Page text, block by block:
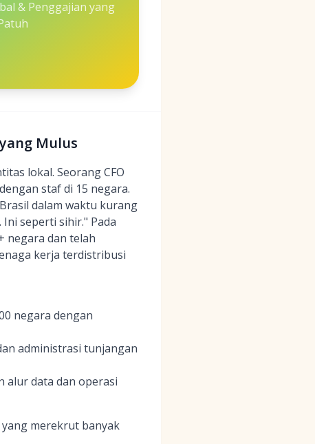
& Penggajian yang
Mulus
lokal. Seorang CFO
staf di 15 negara.
dalam waktu kurang
seperti sihir." Pada
negara dan telah
kerja terdistribusi
negara dengan
administrasi tunjangan
alur data dan operasi
merekrut banyak